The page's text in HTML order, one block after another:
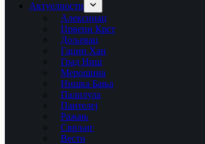
Актуелности
Алексинац
Црвени Крст
Дољевац
Гаџин Хан
Град Ниш
Мерошина
Нишка Бања
Палилула
Пантелеј
Ражањ
Сврљиг
Вести